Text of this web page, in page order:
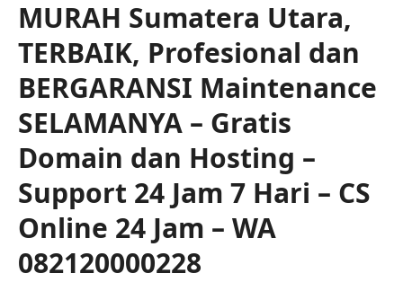
MURAH Sumatera Utara,
TERBAIK, Profesional dan
BERGARANSI Maintenance
SELAMANYA – Gratis
Domain dan Hosting –
Support 24 Jam 7 Hari – CS
Online 24 Jam – WA
082120000228